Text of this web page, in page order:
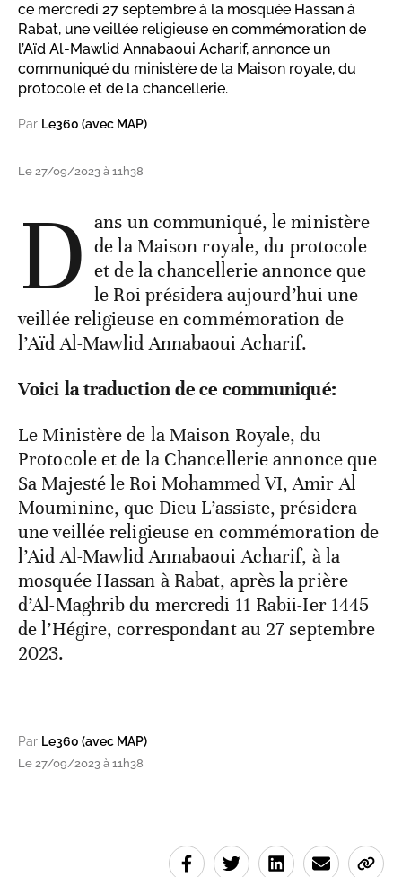
ce mercredi 27 septembre à la mosquée Hassan à
Rabat, une veillée religieuse en commémoration de
l’Aïd Al-Mawlid Annabaoui Acharif, annonce un
communiqué du ministère de la Maison royale, du
protocole et de la chancellerie.
Par Le360 (avec MAP)
Le 27/09/2023 à 11h38
D ans un communiqué, le ministère
de la Maison royale, du protocole
et de la chancellerie annonce que
le Roi présidera aujourd’hui une
veillée religieuse en commémoration de
l’Aïd Al-Mawlid Annabaoui Acharif.
Voici la traduction de ce communiqué:
Le Ministère de la Maison Royale, du
Protocole et de la Chancellerie annonce que
Sa Majesté le Roi Mohammed VI, Amir Al
Mouminine, que Dieu L’assiste, présidera
une veillée religieuse en commémoration de
l’Aid Al-Mawlid Annabaoui Acharif, à la
mosquée Hassan à Rabat, après la prière
d’Al-Maghrib du mercredi 11 Rabii-Ier 1445
de l’Hégire, correspondant au 27 septembre
2023.
Par Le360 (avec MAP)
Le 27/09/2023 à 11h38